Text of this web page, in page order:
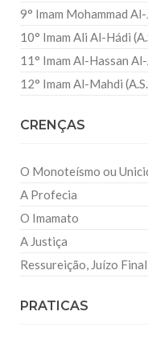
9° Imam Mohammad Al-
10° Imam Ali Al-Hádi
11° Imam Al-Hassan
12° Imam Al-Mahdi
CRENÇAS
O Monoteísmo ou
A Profecia
O Imamato
A Justiça
Ressureição, Juízo
PRATICAS